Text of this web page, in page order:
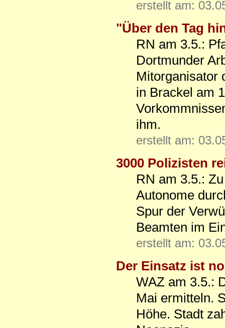
erstellt am:
"Über den Tag
RN am 3.5.:
Dortmunder
Mitorganisator
in Brackel am
ihm.
erstellt am:
3000 Polizisten
RN am 3.5.:
Autonome
Spur der
Beamten im
erstellt am:
Der Einsatz ist
WAZ am 3.5.:
Mai ermitteln.
Höhe. Stadt